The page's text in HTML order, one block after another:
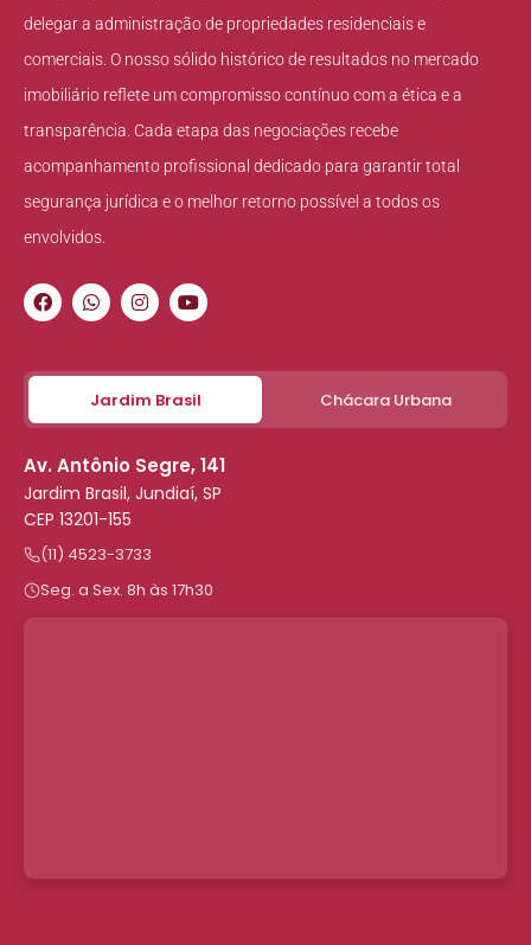
delegar a administração de propriedades residenciais e
comerciais. O nosso sólido histórico de resultados no mercado
imobiliário reflete um compromisso contínuo com a ética e a
transparência. Cada etapa das negociações recebe
acompanhamento profissional dedicado para garantir total
segurança jurídica e o melhor retorno possível a todos os
envolvidos.
Jardim Brasil Chácara Urbana
Av. Antônio Segre, 141
Jardim Brasil, Jundiaí, SP
CEP 13201-155
(11) 4523-3733
Seg. a Sex. 8h às 17h30